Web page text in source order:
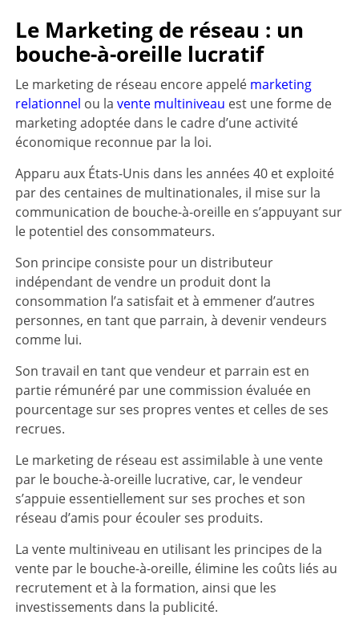
Le Marketing de réseau : un
bouche-à-oreille lucratif
Le marketing de réseau encore appelé marketing
relationnel ou lavente multiniveau est une forme de
marketing adoptée dans le cadre d’une activité
économique reconnue par la loi.
Apparu aux États-Unis dans les années 40 et exploité
par des centaines de multinationales, il mise sur la
communication de bouche-à-oreille en s’appuyant sur
le potentiel des consommateurs.
Son principe consiste pour un distributeur
indépendant de vendre un produit dont la
consommation l’a satisfait et à emmener d’autres
personnes, en tant que parrain, à devenir vendeurs
comme lui.
Son travail en tant que vendeur et parrain est en
partie rémunéré par une commission évaluée en
pourcentage sur ses propres ventes et celles de ses
recrues.
Le marketing de réseau est assimilable à une vente
par le bouche-à-oreille lucrative, car, le vendeur
s’appuie essentiellement sur ses proches et son
réseau d’amis pour écouler ses produits.
La vente multiniveau en utilisant les principes de la
vente par le bouche-à-oreille, élimine les coûts liés au
recrutement et à la formation, ainsi que les
investissements dans la publicité.